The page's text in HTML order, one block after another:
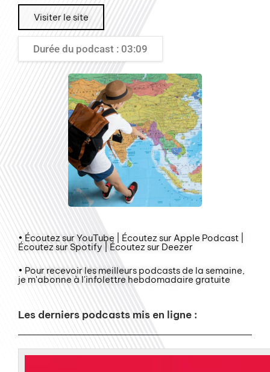
Visiter le site
Durée du podcast : 03:09
• Écoutez sur YouTube | Écoutez sur Apple Podcast |
Écoutez sur Spotify | Écoutez sur Deezer
• Pour recevoir les meilleurs podcasts de la semaine,
je m'abonne à l'infolettre hebdomadaire gratuite
Les derniers podcasts mis en ligne :